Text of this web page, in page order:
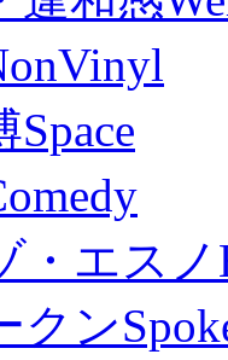
Space
・エスノ
クン